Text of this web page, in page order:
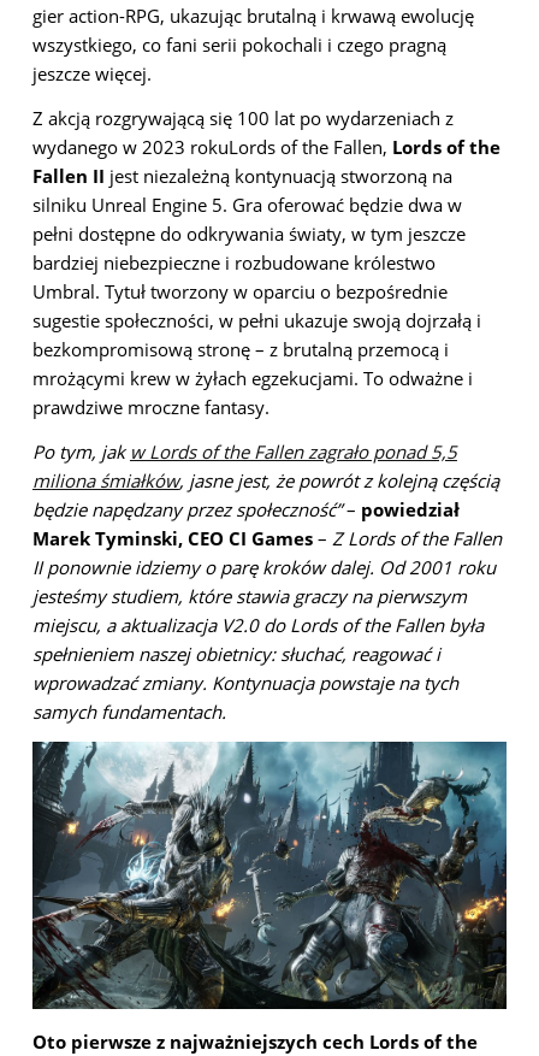
gier action-RPG, ukazując brutalną i krwawą ewolucję
wszystkiego, co fani serii pokochali i czego pragną
jeszcze więcej.
Z akcją rozgrywającą się 100 lat po wydarzeniach z
wydanego w 2023 rokuLords of the Fallen, Lords of the
Fallen II jest niezależną kontynuacją stworzoną na
silniku Unreal Engine 5. Gra oferować będzie dwa w
pełni dostępne do odkrywania światy, w tym jeszcze
bardziej niebezpieczne i rozbudowane królestwo
Umbral. Tytuł tworzony w oparciu o bezpośrednie
sugestie społeczności, w pełni ukazuje swoją dojrzałą i
bezkompromisową stronę – z brutalną przemocą i
mrożącymi krew w żyłach egzekucjami. To odważne i
prawdziwe mroczne fantasy.
Po tym, jak w Lords of the Fallen zagrało ponad 5,5
miliona śmiałków, jasne jest, że powrót z kolejną częścią
będzie napędzany przez społeczność”– powiedział
Marek Tyminski, CEO CI Games – Z Lords of the Fallen
II ponownie idziemy o parę kroków dalej. Od 2001 roku
jesteśmy studiem, które stawia graczy na pierwszym
miejscu, a aktualizacja V2.0 do Lords of the Fallen była
spełnieniem naszej obietnicy: słuchać, reagować i
wprowadzać zmiany. Kontynuacja powstaje na tych
samych fundamentach.
Oto pierwsze z najważniejszych cech Lords of the